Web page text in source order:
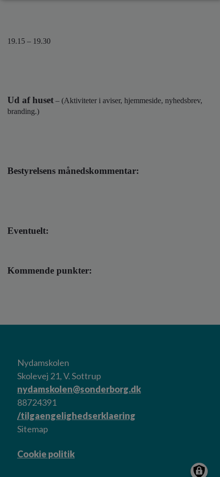
19.15 – 19.30
Ud af huset – (Aktiviteter i aviser, hjemmeside, nyhedsbrev,
branding.)
Bestyrelsens månedskommentar:
Eventuelt:
Kommende punkter:
Nydamskolen
Skolevej 21, V. Sottrup
nydamskolen@sonderborg.dk
88724391
/tilgaengelighedserklaering
Sitemap
Cookie politik